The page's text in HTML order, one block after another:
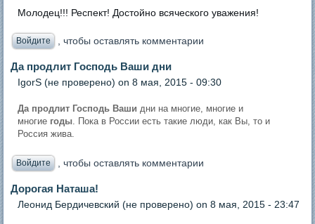
Молодец!!! Респект! Достойно всяческого уважения!
Войдите , чтобы оставлять комментарии
Да продлит Господь Ваши дни
IgorS (не проверено) on 8 мая, 2015 - 09:30
Да продлит Господь Ваши дни на многие, многие и
многие годы. Пока в России есть такие люди, как Вы, то и
Россия жива.
Войдите , чтобы оставлять комментарии
Дорогая Наташа!
Леонид Бердичевский (не проверено) on 8 мая, 2015 - 23:47